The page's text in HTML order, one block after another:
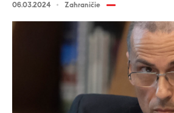
06.03.2024 Zahraničie